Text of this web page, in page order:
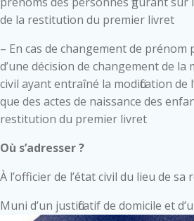
de la restitution du premier livret
– En cas de changement de prénom
d’une décision de changement de la
civil ayant entraîné la modification de
que des actes de naissance des
restitution du premier livret
Où s’adresser ?
À l’officier de l’état civil du lieu de sa
Muni d’un justificatif de domicile et